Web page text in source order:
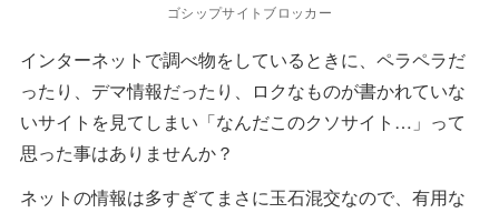
ゴシップサイトブロッカー
インターネットで調べ物をしているときに、ペラペラだ
ったり、デマ情報だったり、ロクなものが書かれていな
いサイトを見てしまい「なんだこのクソサイト…」って
思った事はありませんか？
ネットの情報は多すぎてまさに玉石混交なので、有用な